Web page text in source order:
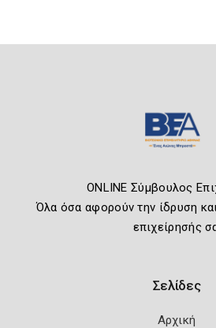
ONLINE Σύμβουλος
Όλα όσα αφορούν την ίδρυση
επιχείρησής
Σελίδες
Αρχική